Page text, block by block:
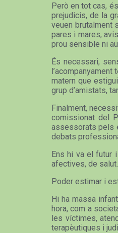
Però en tot cas,
prejudicis, de la
veuen brutalment
pares i mares,
prou sensible ni
És necessari,
matern que
grup d’amistats,
Finalment,
comissionat del
assessorats pels
debats
Ens hi va el futur
afectives, de
Poder estimar i
Hi ha massa
hora, com a
les víctimes,
terapèutiques i